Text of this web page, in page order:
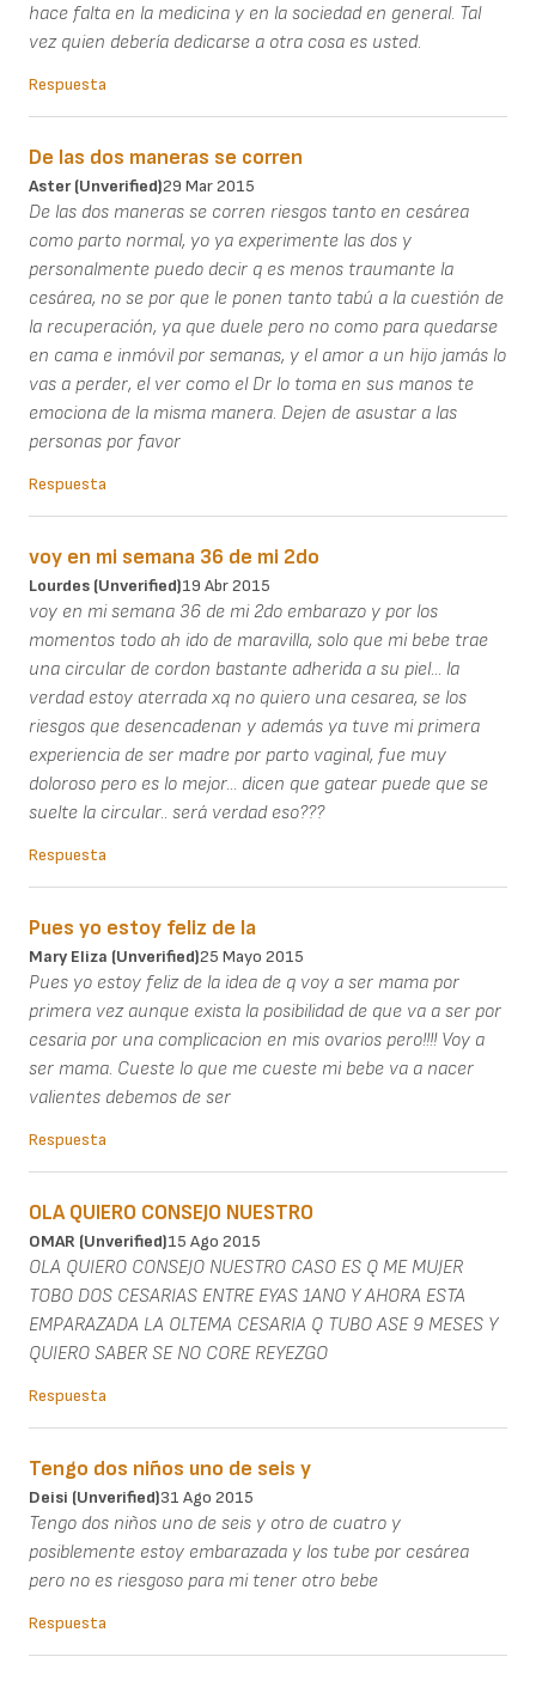
hace falta en la medicina y en la sociedad en general. Tal
vez quien debería dedicarse a otra cosa es usted.
Respuesta
De las dos maneras se corren
Aster (unverified)29 Mar 2015
De las dos maneras se corren riesgos tanto en cesárea
como parto normal, yo ya experimente las dos y
personalmente puedo decir q es menos traumante la
cesárea, no se por que le ponen tanto tabú a la cuestión de
la recuperación, ya que duele pero no como para quedarse
en cama e inmóvil por semanas, y el amor a un hijo jamás lo
vas a perder, el ver como el Dr lo toma en sus manos te
emociona de la misma manera. Dejen de asustar a las
personas por favor
Respuesta
voy en mi semana 36 de mi 2do
Lourdes (unverified)19 Abr 2015
voy en mi semana 36 de mi 2do embarazo y por los
momentos todo ah ido de maravilla, solo que mi bebe trae
una circular de cordon bastante adherida a su piel... la
verdad estoy aterrada xq no quiero una cesarea, se los
riesgos que desencadenan y además ya tuve mi primera
experiencia de ser madre por parto vaginal, fue muy
doloroso pero es lo mejor... dicen que gatear puede que se
suelte la circular.. será verdad eso???
Respuesta
Pues yo estoy feliz de la
Mary Eliza (unverified)25 Mayo 2015
Pues yo estoy feliz de la idea de q voy a ser mama por
primera vez aunque exista la posibilidad de que va a ser por
cesaria por una complicacion en mis ovarios pero!!!! Voy a
ser mama. Cueste lo que me cueste mi bebe va a nacer
valientes debemos de ser
Respuesta
OLA QUIERO CONSEJO NUESTRO
OMAR (unverified)15 Ago 2015
OLA QUIERO CONSEJO NUESTRO CASO ES Q ME MUJER
TOBO DOS CESARIAS ENTRE EYAS 1ANO Y AHORA ESTA
EMPARAZADA LA OLTEMA CESARIA Q TUBO ASE 9 MESES Y
QUIERO SABER SE NO CORE REYEZGO
Respuesta
Tengo dos niños uno de seis y
Deisi (unverified)31 Ago 2015
Tengo dos niños uno de seis y otro de cuatro y
posiblemente estoy embarazada y los tube por cesárea
pero no es riesgoso para mi tener otro bebe
Respuesta